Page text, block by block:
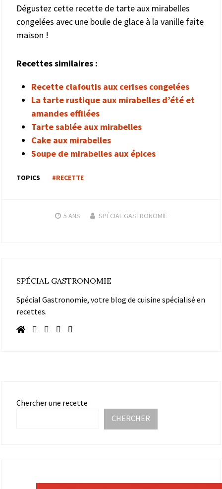
Dégustez cette recette de tarte aux mirabelles
congelées avec une boule de glace à la vanille faite
maison !
Recettes similaires :
Recette clafoutis aux cerises congelées
La tarte rustique aux mirabelles d’été et
amandes effilées
Tarte sablée aux mirabelles
Cake aux mirabelles
Soupe de mirabelles aux épices
TOPICS #RECETTE
5 ANS SPÉCIAL GASTRONOMIE
SPÉCIAL GASTRONOMIE
Spécial Gastronomie, votre blog de cuisine spécialisé en
recettes.
Chercher une recette
CHERCHER